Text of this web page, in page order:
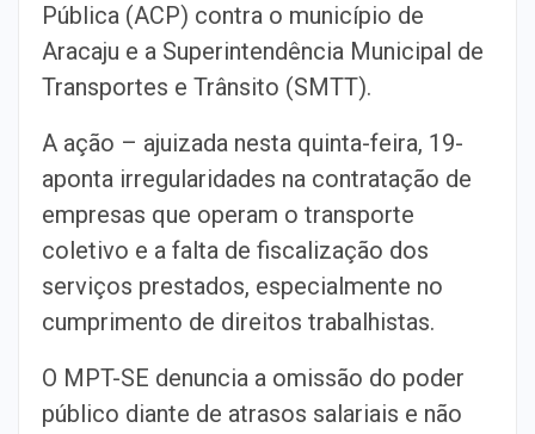
Pública (ACP) contra o município de
Aracaju e a Superintendência Municipal de
Transportes e Trânsito (SMTT).
A ação – ajuizada nesta quinta-feira, 19-
aponta irregularidades na contratação de
empresas que operam o transporte
coletivo e a falta de fiscalização dos
serviços prestados, especialmente no
cumprimento de direitos trabalhistas.
O MPT-SE denuncia a omissão do poder
público diante de atrasos salariais e não